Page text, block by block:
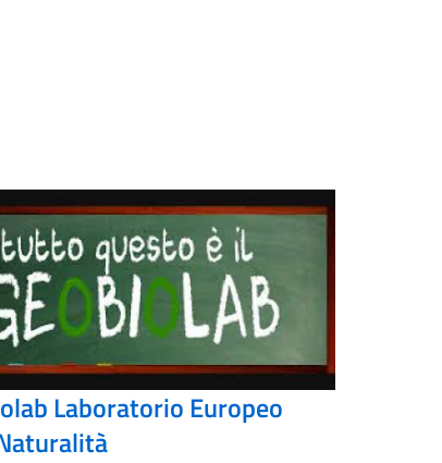
Laboratorio Europeo